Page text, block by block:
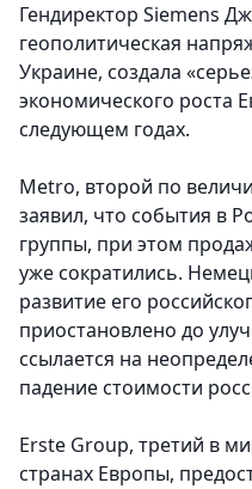
Гендиректор Siemens
геополитическая
Украине, создала
экономического роста
следующем годах.
Metro, второй по
заявил, что события в
группы, при этом
уже сократились.
развитие его
приостановлено до
ссылается на
падение стоимости
Erste Group, третий в
странах Европы,